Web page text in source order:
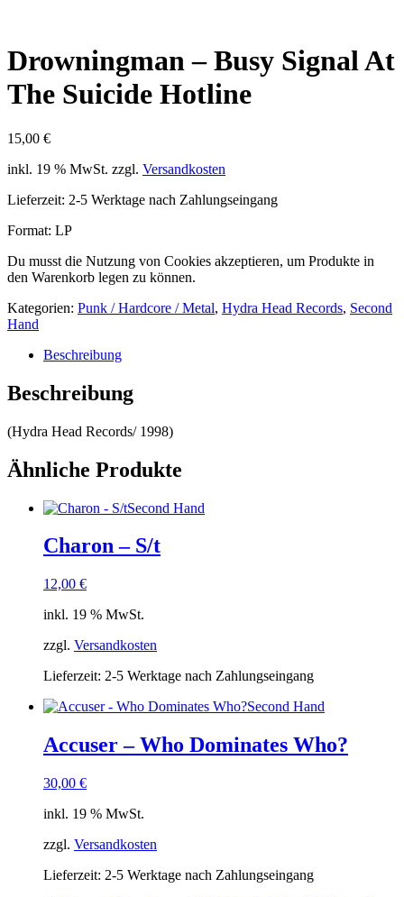
Drowningman – Busy Signal At
The Suicide Hotline
15,00 €
inkl. 19 % MwSt. zzgl. Versandkosten
Lieferzeit: 2-5 Werktage nach Zahlungseingang
Format: LP
Du musst die Nutzung von Cookies akzeptieren, um Produkte in
den Warenkorb legen zu können.
Kategorien: Punk / Hardcore / Metal, Hydra Head Records, Second
Hand
Beschreibung
Beschreibung
(Hydra Head Records/ 1998)
Ähnliche Produkte
Second Hand
Charon – S/t
12,00 €
inkl. 19 % MwSt.
zzgl. Versandkosten
Lieferzeit: 2-5 Werktage nach Zahlungseingang
Second Hand
Accuser – Who Dominates Who?
30,00 €
inkl. 19 % MwSt.
zzgl. Versandkosten
Lieferzeit: 2-5 Werktage nach Zahlungseingang